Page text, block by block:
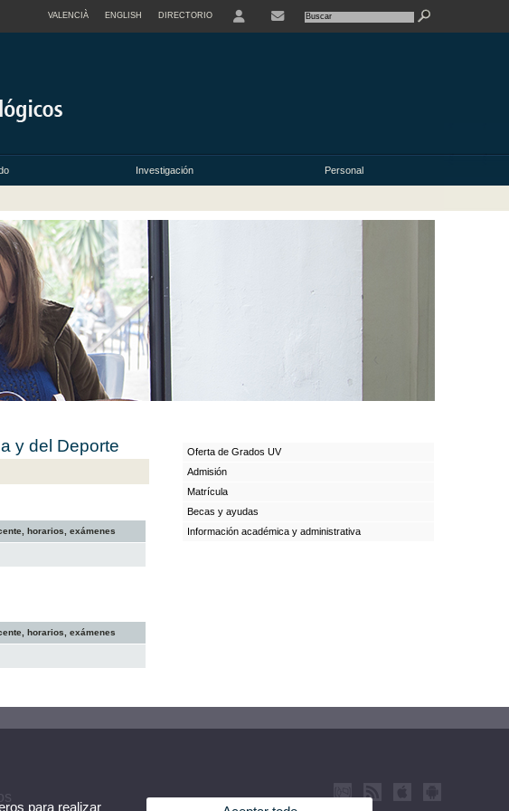
VALENCIÀ ENGLISH DIRECTORIO
Investigación Personal
y del Deporte
horarios, exámenes
horarios, exámenes
Oferta de Grados UV
Admisión
Matrícula
Becas y ayudas
Información académica y administrativa
para realizar